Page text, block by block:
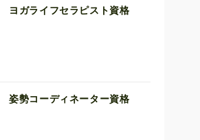
ヨガライフセラピスト資格
姿勢コーディネーター資格